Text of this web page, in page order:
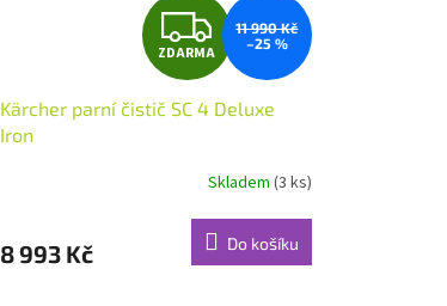
Z
D
A
R
M
A
ZDARMA
11 990 Kč
–25 %
Kärcher parní čistič SC 4 Deluxe
Iron
Skladem (3 ks)
8 993 Kč Do košíku